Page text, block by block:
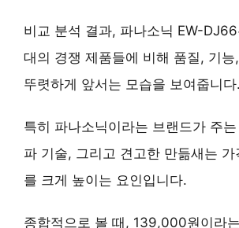
비교 분석 결과, 파나소닉 EW-
대의 경쟁 제품들에 비해 품질, 기능
뚜렷하게 앞서는 모습을 보여줍니다.
특히 파나소닉이라는 브랜드가 주
파 기술, 그리고 견고한 만듦새는 가
를 크게 높이는 요인입니다.
종합적으로 볼 때, 139,000원이라